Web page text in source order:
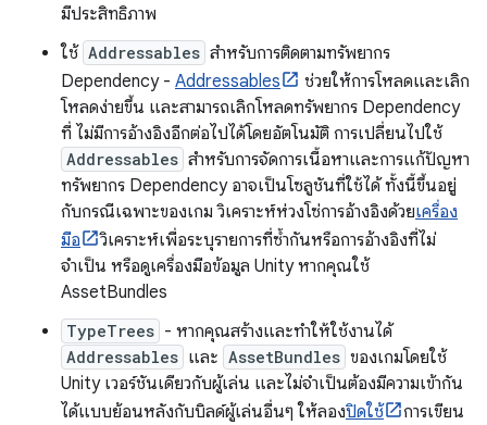
มีประสิทธิภาพ
ใช้ Addressables สำหรับการติดตามทรัพยากร
Dependency - Addressables
ช่วยให้การโหลดและเลิก
โหลดง่ายขึ้น และสามารถเลิกโหลดทรัพยากร Dependency
ที่ ไม่มีการอ้างอิงอีกต่อไปได้โดยอัตโนมัติ การเปลี่ยนไปใช้
Addressables สำหรับการจัดการเนื้อหาและการแก้ปัญหา
ทรัพยากร Dependency อาจเป็นโซลูชันที่ใช้ได้ ทั้งนี้ขึ้นอยู่
กับกรณีเฉพาะของเกม วิเคราะห์ห่วงโซ่การอ้างอิงด้วยเครื่อง
มือ
วิเคราะห์เพื่อระบุรายการที่ซ้ำกันหรือการอ้างอิงที่ไม่
จำเป็น หรือดูเครื่องมือข้อมูล Unity หากคุณใช้
AssetBundles
TypeTrees - หากคุณสร้างและทำให้ใช้งานได้
Addressables และ AssetBundles ของเกมโดยใช้
Unity เวอร์ชันเดียวกับผู้เล่น และไม่จำเป็นต้องมีความเข้ากัน
ได้แบบย้อนหลังกับบิลด์ผู้เล่นอื่นๆ ให้ลองปิดใช้ การเขียน